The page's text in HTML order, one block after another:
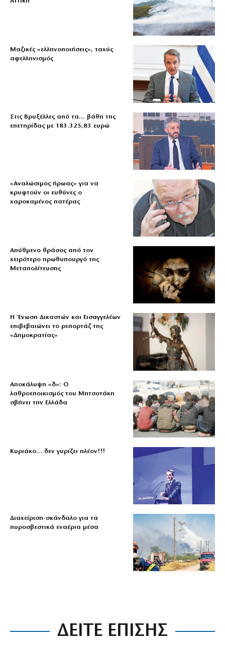
Μαζικές «ελληνοποιήσεις», ταχύς
αφελληνισμός
Στις Βρυξέλλες από τα… βάθη της
επετηρίδας με 183.325,83 ευρώ
«Aναλώσιμος ήρωας» για να
κρυφτούν οι ευθύνες ο
χαροκαμένος πατέρας
Απύθμενο θράσος από τον
χειρότερο πρωθυπουργό της
Μεταπολίτευσης
Η Ένωση Δικαστών και Εισαγγελέων
επιβεβαιώνει το ρεπορτάζ της
«Δημοκρατίας»
Αποκάλυψη «δ»: Ο
λαθροεποικισμός του Μητσοτάκη
σβήνει την Ελλάδα
Κυριάκο… δεν γυρίζει πλέον!!!
Διαχείριση-σκάνδαλο για τα
πυροσβεστικά εναέρια μέσα
ΔΕΙΤΕ ΕΠΙΣΗΣ